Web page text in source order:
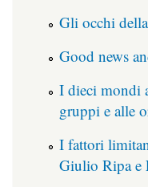
Gli occhi
Good news
I dieci mondi
gruppi e alle
I fattori
Giulio Ripa e